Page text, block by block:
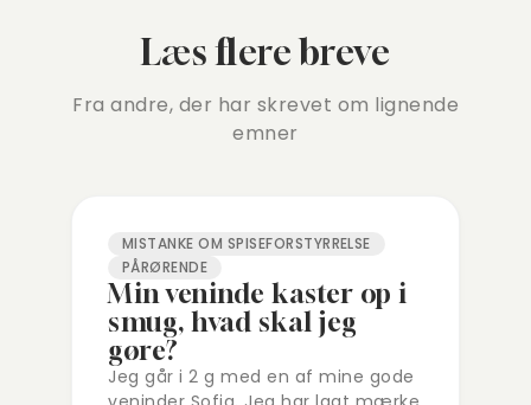
Læs flere breve
Fra andre, der har skrevet om lignende
emner
MISTANKE OM SPISEFORSTYRRELSE
PÅRØRENDE
Min veninde kaster op i
smug, hvad skal jeg
gøre?
Jeg går i 2 g med en af mine gode